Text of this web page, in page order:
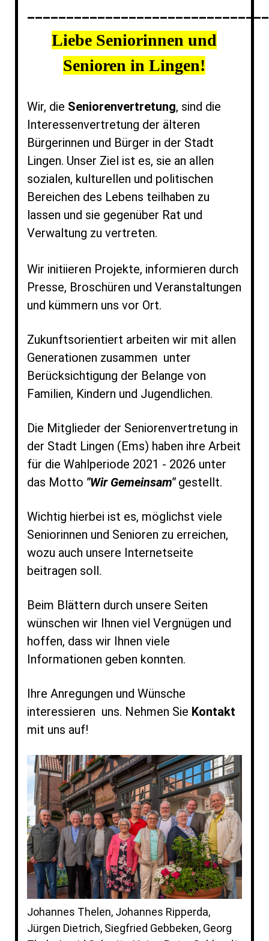
Liebe Seniorinnen und
Senioren in Lingen!
Wir, die Seniorenvertretung, sind die
Interessenvertretung der älteren
Bürgerinnen und Bürger in der Stadt
Lingen. Unser Ziel ist es, sie an allen
sozialen, kulturellen und politischen
Bereichen des Lebens teilhaben zu
lassen und sie gegenüber Rat und
Verwaltung zu vertreten.
Wir initiieren Projekte, informieren durch
Presse, Broschüren und Veranstaltungen
und kümmern uns vor Ort.
Zukunftsorientiert arbeiten wir mit allen
Generationen zusammen unter
Berücksichtigung der Belange von
Familien, Kindern und Jugendlichen.
Die Mitglieder der Seniorenvertretung in
der Stadt Lingen (Ems) haben ihre Arbeit
für die Wahlperiode 2021 - 2026 unter
das Motto "Wir Gemeinsam"gestellt.
Wichtig hierbei ist es, möglichst viele
Seniorinnen und Senioren zu erreichen,
wozu auch unsere Internetseite
beitragen soll.
Beim Blättern durch unsere Seiten
wünschen wir Ihnen viel Vergnügen und
hoffen, dass wir Ihnen viele
Informationen geben konnten.
Ihre Anregungen und Wünsche
interessieren uns. Nehmen Sie Kontakt
mit uns auf!
Johannes Thelen, Johannes Ripperda,
Jürgen Dietrich, Siegfried Gebbeken, Georg